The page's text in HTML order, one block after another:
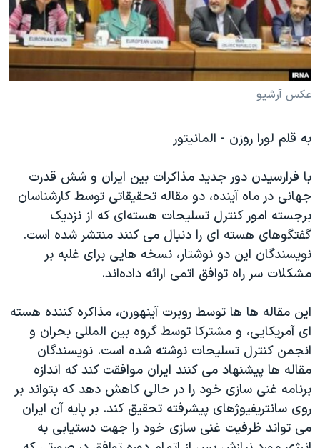
فرهنگ و زندگی
حقوق شهروندی
اقتصادی
علم و فناوری
گالری عکس
مستندها
انتخابات ریاست جمهوری آمریکا ۲۰۲۴
حمله جمهوری اسلامی به اسرائیل
رمز مهسا
اعتراضات زن، زندگی، آزادی
تریبونال مردمی آبان ۹۸
دادگاه حمید نوری
چهل سال گروگان‌گیری
قانون شفافیت دارائی کادر رهبری ایران
نرگس محمدی برنده جایزه نوبل صلح
همایش محافظه‌کاران آمریکا «سی‌پک»
صفحه‌های ویژه
سفر پرزیدنت ترامپ به چین
دنبال کنید
عکس آرشیو
به قلم لورا روزن - المانیتور
با فرارسیدن دور جدید مذاکرات بین ایران و شش قدرت
جهانی در ماه آینده، دو مقاله تحقیقاتی توسط کارشناسان
برجسته امور کنترل تسلیحات هسته‌ای که از نزدیک
گفتگوهای هسته ای را دنبال می کنند منتشر شده است.
نویسندگان این دو نوشتار، نسخه هایی برای غلبه بر
مشکلات سر راه توافق اتمی ارائه داده‌اند.
این مقاله ها ها توسط روبرت آینهورن، مذاکره کننده هسته
ای آمریکایی، و مشترکا توسط گروه بین المللی بحران و
انجمن کنترل تسلیحات نوشته شده است. نویسندگان
مقاله ها پیشنهاد می کنند ایران موافقت کند که اندازه
برنامه غنی سازی خود را در حالی کاهش دهد که بتواند بر
روی سانتریفیوژهای پیشرفته تحقیق کند. بر پایه آن ایران
می تواند ظرفیت غنی سازی خود را جهت دستیابی به